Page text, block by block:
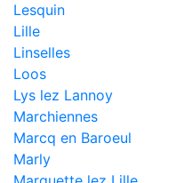
Lesquin
Lille
Linselles
Loos
Lys lez Lannoy
Marchiennes
Marcq en Baroeul
Marly